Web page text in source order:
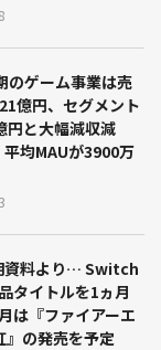
のゲーム事業は売
億円、セグメント
円と大幅減収減
均MAUが3900万
資料より… Switch
タイトルを1ヵ月
は『ファイアーエ
』の発売を予定